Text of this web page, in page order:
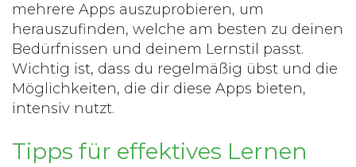
mehrere Apps auszuprobieren, um
herauszufinden, welche am besten zu deinen
Bedürfnissen und deinem Lernstil passt.
Wichtig ist, dass du regelmäßig übst und die
Möglichkeiten, die dir diese Apps bieten,
intensiv nutzt.
Tipps für effektives Lernen